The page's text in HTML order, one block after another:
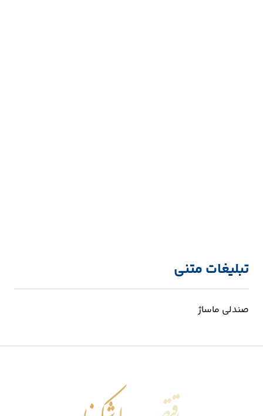
تبلیغات متنی
صندلی ماساژ
اقتصاد شکوفا